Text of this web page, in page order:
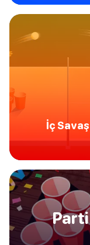
İç Savaş
Parti